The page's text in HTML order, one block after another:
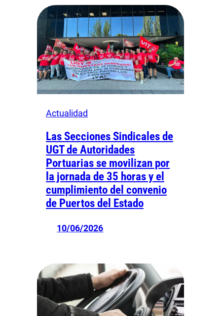
Actualidad
Las Secciones Sindicales de
UGT de Autoridades
Portuarias se movilizan por
la jornada de 35 horas y el
cumplimiento del convenio
de Puertos del Estado
10/06/2026